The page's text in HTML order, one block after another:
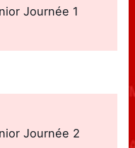
Journée 1
Journée 2